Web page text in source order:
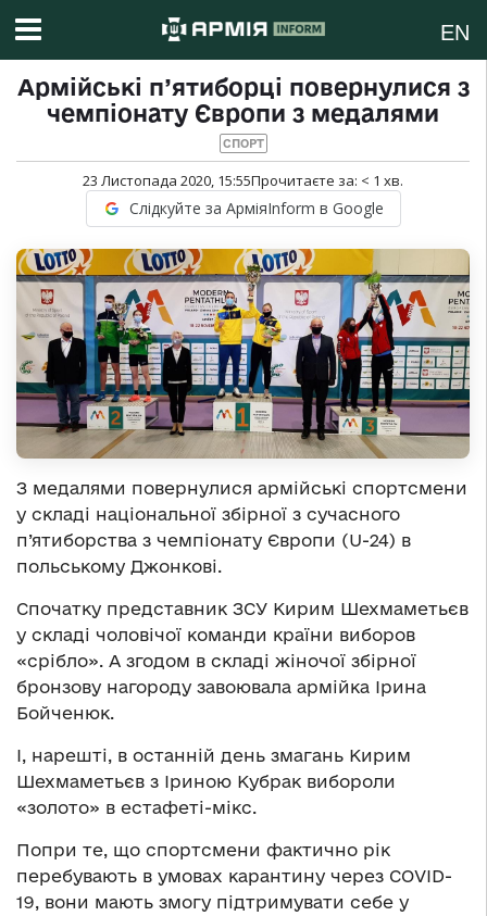
EN
Армійські п’ятиборці повернулися з
чемпіонату Європи з медалями
СПОРТ
23 Листопада 2020, 15:55Прочитаєте за: < 1 хв.
Слідкуйте за АрміяInform в Google
З медалями повернулися армійські спортсмени
у складі національної збірної з сучасного
п’ятиборства з чемпіонату Європи (U-24) в
польському Джонкові.
Спочатку представник ЗСУ Кирим Шехмаметьєв
у складі чоловічої команди країни виборов
«срібло». А згодом в складі жіночої збірної
бронзову нагороду завоювала армійка Ірина
Бойченюк.
І, нарешті, в останній день змагань Кирим
Шехмаметьєв з Іриною Кубрак вибороли
«золото» в естафеті-мікс.
Попри те, що спортсмени фактично рік
перебувають в умовах карантину через COVID-
19, вони мають змогу підтримувати себе у